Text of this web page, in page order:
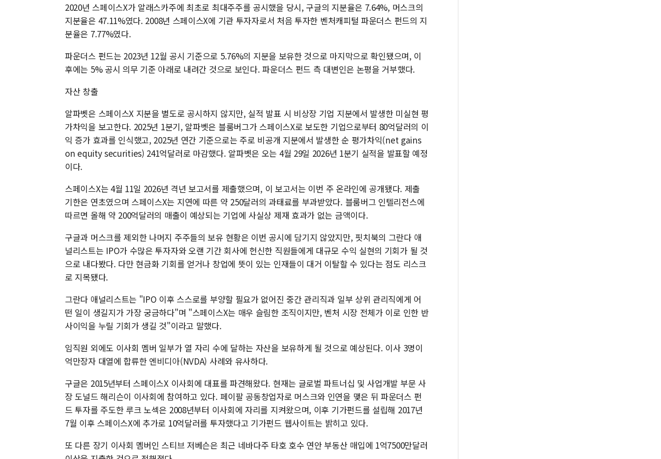
2020년 스페이스X가 알래스카주에 최초로 최대주주를 공시했을 당시, 구글의 지분율은 7.64%, 머스크의
지분율은 47.11%였다. 2008년 스페이스X에 기관 투자자로서 처음 투자한 벤처캐피털 파운더스 펀드의 지
분율은 7.77%였다.
파운더스 펀드는 2023년 12월 공시 기준으로 5.76%의 지분을 보유한 것으로 마지막으로 확인됐으며, 이
후에는 5% 공시 의무 기준 아래로 내려간 것으로 보인다. 파운더스 펀드 측 대변인은 논평을 거부했다.
자산 창출
알파벳은 스페이스X 지분을 별도로 공시하지 않지만, 실적 발표 시 비상장 기업 지분에서 발생한 미실현 평
가차익을 보고한다. 2025년 1분기, 알파벳은 블룸버그가 스페이스X로 보도한 기업으로부터 80억달러의 이
익 증가 효과를 인식했고, 2025년 연간 기준으로는 주로 비공개 지분에서 발생한 순 평가차익(net gains
on equity securities) 241억달러로 마감했다. 알파벳은 오는 4월 29일 2026년 1분기 실적을 발표할 예정
이다.
스페이스X는 4월 11일 2026년 격년 보고서를 제출했으며, 이 보고서는 이번 주 온라인에 공개됐다. 제출
기한은 연초였으며 스페이스X는 지연에 따른 약 250달러의 과태료를 부과받았다. 블룸버그 인텔리전스에
따르면 올해 약 200억달러의 매출이 예상되는 기업에 사실상 제재 효과가 없는 금액이다.
구글과 머스크를 제외한 나머지 주주들의 보유 현황은 이번 공시에 담기지 않았지만, 핏치북의 그란다 애
널리스트는 IPO가 수많은 투자자와 오랜 기간 회사에 헌신한 직원들에게 대규모 수익 실현의 기회가 될 것
으로 내다봤다. 다만 현금화 기회를 얻거나 창업에 뜻이 있는 인재들이 대거 이탈할 수 있다는 점도 리스크
로 지목됐다.
그란다 애널리스트는 "IPO 이후 스스로를 부양할 필요가 없어진 중간 관리직과 일부 상위 관리직에게 어
떤 일이 생길지가 가장 궁금하다"며 "스페이스X는 매우 슬림한 조직이지만, 벤처 시장 전체가 이로 인한 반
사이익을 누릴 기회가 생길 것"이라고 말했다.
임직원 외에도 이사회 멤버 일부가 열 자리 수에 달하는 자산을 보유하게 될 것으로 예상된다. 이사 3명이
억만장자 대열에 합류한 엔비디아(NVDA) 사례와 유사하다.
구글은 2015년부터 스페이스X 이사회에 대표를 파견해왔다. 현재는 글로벌 파트너십 및 사업개발 부문 사
장 도널드 해리슨이 이사회에 참여하고 있다. 페이팔 공동창업자로 머스크와 인연을 맺은 뒤 파운더스 펀
드 투자를 주도한 루크 노섹은 2008년부터 이사회에 자리를 지켜왔으며, 이후 기가펀드를 설립해 2017년
7월 이후 스페이스X에 추가로 10억달러를 투자했다고 기가펀드 웹사이트는 밝히고 있다.
또 다른 장기 이사회 멤버인 스티브 저베슨은 최근 네바다주 타호 호수 연안 부동산 매입에 1억7500만달러